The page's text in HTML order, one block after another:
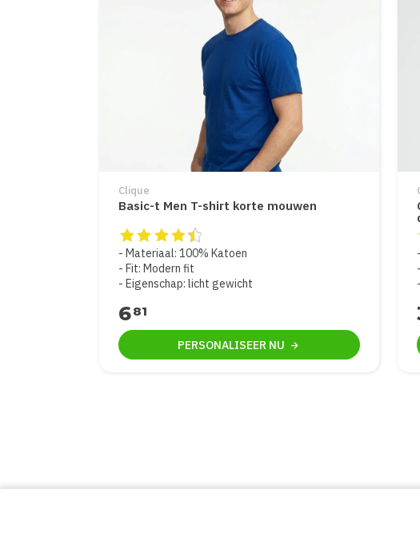
Clique
Basic-t Men T-shirt korte mouwen
De beoordeling van dit product is
Materiaal: 100% Katoen
Fit: Modern fit
Eigenschap: licht gewicht
681
PERSONALISEER NU